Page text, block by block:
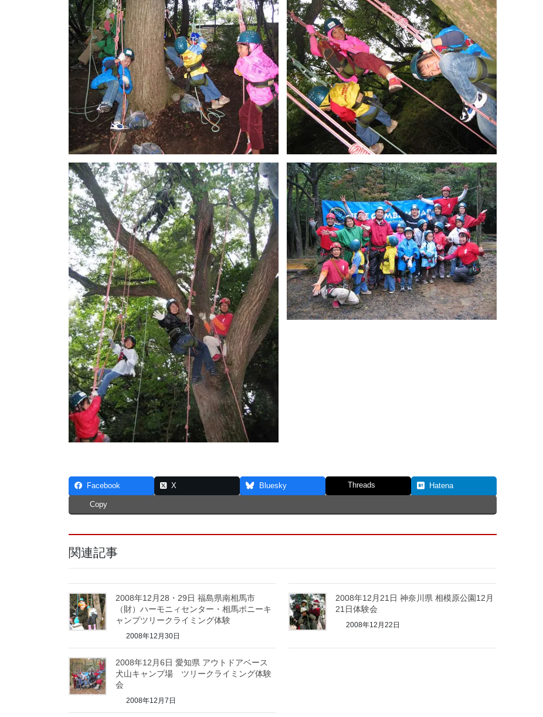
Facebook X Bluesky Threads Hatena
Copy
関連記事
2008年12月28・29日 福島県南相馬市
（財）ハーモニィセンター・相馬ポニーキ
ャンプツリークライミング体験
2008年12月30日
2008年12月21日 神奈川県 相模原公園12月
21日体験会
2008年12月22日
2008年12月6日 愛知県 アウトドアベース
犬山キャンプ場 ツリークライミング体験
会
2008年12月7日